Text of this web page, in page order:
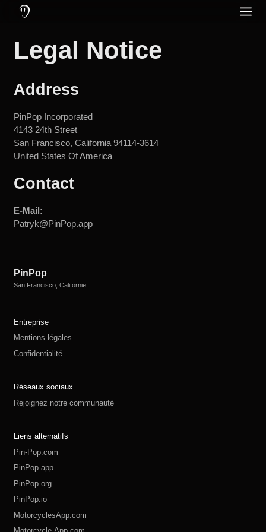
Réseaux sociaux Community
Anglais
Espagnol
PinPop –
Qu'est-ce que PinPop : une application de communication conçue
Fonctionnalités de PinPop : messagerie et appels en ligne et hors
Protégez votre audition en utilisant des écouteurs à annulation de
Legal Notice
Address
PinPop Incorporated
4143 24th Street
San Francisco, California 94114-3614
United States Of America
Contact
E-Mail:
Patryk@PinPop.app
PinPop
San Francisco, Californie
Entreprise
Mentions légales
Confidentialité
Réseaux sociaux
Rejoignez notre communauté
Liens alternatifs
Pin-Pop.com
PinPop.app
PinPop.org
PinPop.io
MotorcyclesApp.com